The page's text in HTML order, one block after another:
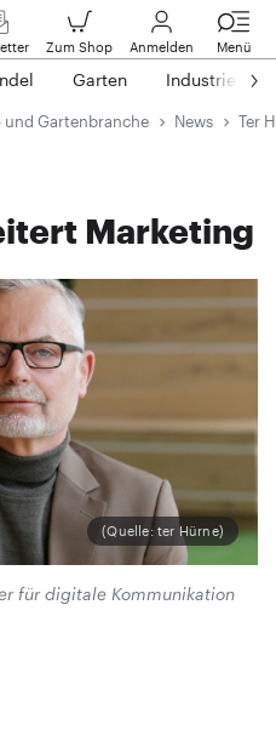
Zum Shop Anmelden Menü
Garten Industrie
und Gartenbranche News Ter
Marketing
(Quelle: ter Hürne)
für digitale Kommunikation